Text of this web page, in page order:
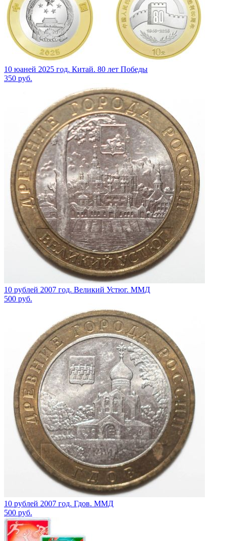
10 юаней 2025 год. Китай. 80 лет Победы
350 руб.
10 рублей 2007 год. Великий Устюг. ММД
500 руб.
10 рублей 2007 год. Гдов. ММД
500 руб.